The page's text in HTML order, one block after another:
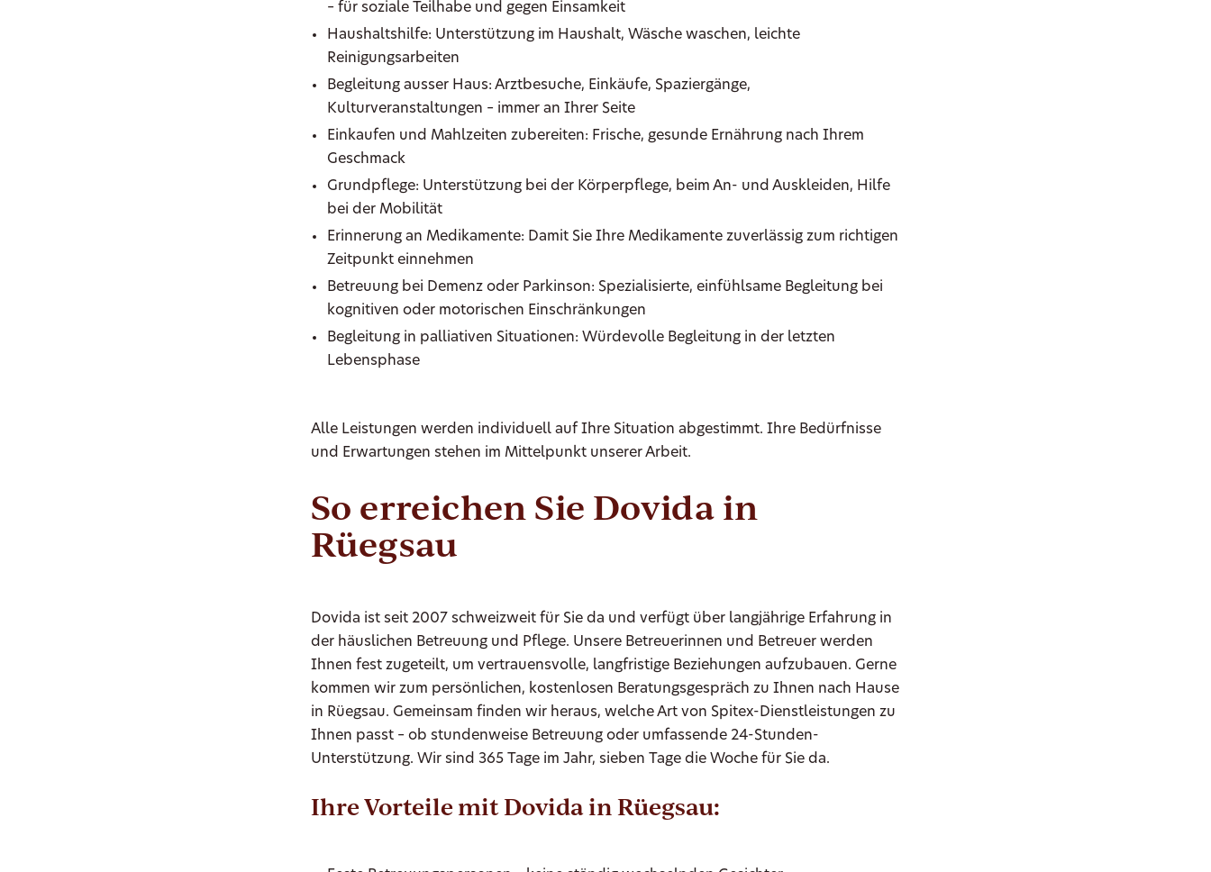
– für soziale Teilhabe und gegen Einsamkeit
Haushaltshilfe: Unterstützung im Haushalt, Wäsche waschen, leichte
Reinigungsarbeiten
Begleitung ausser Haus: Arztbesuche, Einkäufe, Spaziergänge,
Kulturveranstaltungen – immer an Ihrer Seite
Einkaufen und Mahlzeiten zubereiten: Frische, gesunde Ernährung nach Ihrem
Geschmack
Grundpflege: Unterstützung bei der Körperpflege, beim An- und Auskleiden, Hilfe
bei der Mobilität
Erinnerung an Medikamente: Damit Sie Ihre Medikamente zuverlässig zum richtigen
Zeitpunkt einnehmen
Betreuung bei Demenz oder Parkinson: Spezialisierte, einfühlsame Begleitung bei
kognitiven oder motorischen Einschränkungen
Begleitung in palliativen Situationen: Würdevolle Begleitung in der letzten
Lebensphase
Alle Leistungen werden individuell auf Ihre Situation abgestimmt. Ihre Bedürfnisse
und Erwartungen stehen im Mittelpunkt unserer Arbeit.
So erreichen Sie Dovida in
Rüegsau
Dovida ist seit 2007 schweizweit für Sie da und verfügt über langjährige Erfahrung in
der häuslichen Betreuung und Pflege. Unsere Betreuerinnen und Betreuer werden
Ihnen fest zugeteilt, um vertrauensvolle, langfristige Beziehungen aufzubauen. Gerne
kommen wir zum persönlichen, kostenlosen Beratungsgespräch zu Ihnen nach Hause
in Rüegsau. Gemeinsam finden wir heraus, welche Art von Spitex-Dienstleistungen zu
Ihnen passt – ob stundenweise Betreuung oder umfassende 24-Stunden-
Unterstützung. Wir sind 365 Tage im Jahr, sieben Tage die Woche für Sie da.
Ihre Vorteile mit Dovida in Rüegsau: